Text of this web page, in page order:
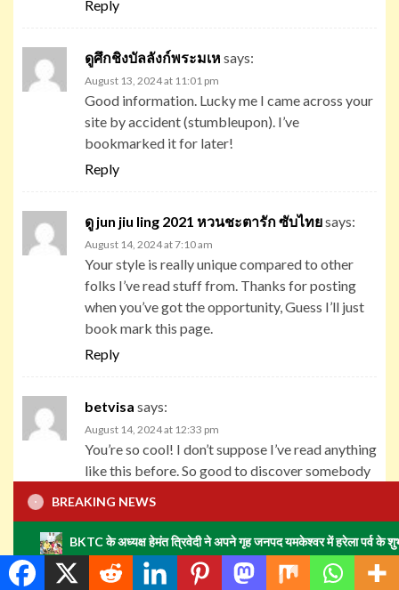
Reply
ดูศึกชิงบัลลังก์พระมเห says:
August 13, 2024 at 11:01 pm
Good information. Lucky me I came across your
site by accident (stumbleupon). I’ve
bookmarked it for later!
Reply
ดู jun jiu ling 2021 หวนชะตารัก ซับไทยsays:
August 14, 2024 at 7:10 am
Your style is really unique compared to other
folks I’ve read stuff from. Thanks for posting
when you’ve got the opportunity, Guess I’ll just
book mark this page.
Reply
betvisa says:
August 14, 2024 at 12:33 pm
You’re so cool! I don’t suppose I’ve read anything
like this before. So good to discover somebody
thing that is needed on the web, someone with a
little originality.
Reply
BREAKING NEWS
BKTC के अध्यक्ष हेमंत त्रिवेदी ने अपने गृह जनपद यमकेश्वर में हरेला पर्व के शुभ